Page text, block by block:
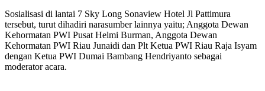
Sosialisasi di lantai 7 Sky Long Sonaview Hotel Jl Pattimura
tersebut, turut dihadiri narasumber lainnya yaitu; Anggota Dewan
Kehormatan PWI Pusat Helmi Burman, Anggota Dewan
Kehormatan PWI Riau Junaidi dan Plt Ketua PWI Riau Raja Isyam
dengan Ketua PWI Dumai Bambang Hendriyanto sebagai
moderator acara.